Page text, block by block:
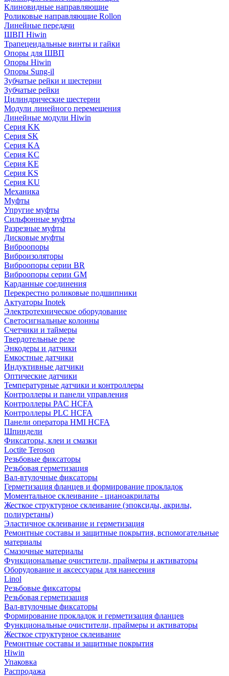
Клиновидные направляющие
Роликовые направляющие Rollon
Линейные передачи
ШВП Hiwin
Трапецеидальные винты и гайки
Опоры для ШВП
Опоры Hiwin
Опоры Sung-il
Зубчатые рейки и шестерни
Зубчатые рейки
Цилиндрические шестерни
Модули линейного перемещения
Линейные модули Hiwin
Серия KK
Серия SK
Серия KA
Серия KC
Серия KE
Серия KS
Серия KU
Механика
Муфты
Упругие муфты
Сильфонные муфты
Разрезные муфты
Дисковые муфты
Виброопоры
Виброизоляторы
Виброопоры серии BR
Виброопоры серии GM
Карданные соединения
Перекрестно роликовые подшипники
Актуаторы Inotek
Электротехническое оборудование
Светосигнальные колонны
Счетчики и таймеры
Твердотельные реле
Энкодеры и датчики
Емкостные датчики
Индуктивные датчики
Оптические датчики
Температурные датчики и контроллеры
Контроллеры и панели управления
Контроллеры PAC HCFA
Контроллеры PLC HCFA
Панели оператора HMI HCFA
Шпиндели
Фиксаторы, клеи и смазки
Loctite Teroson
Резьбовые фиксаторы
Резьбовая герметизация
Вал-втулочные фиксаторы
Герметизация фланцев и формирование прокладок
Моментальное склеивание - цианоакрилаты
Жесткое структурное склеивание (эпоксиды, акрилы,
полиуретаны)
Эластичное склеивание и герметизация
Ремонтные составы и защитные покрытия, вспомогательные
материалы
Смазочные материалы
Функциональные очистители, праймеры и активаторы
Оборудование и аксессуары для нанесения
Linol
Резьбовые фиксаторы
Резьбовая герметизация
Вал-втулочные фиксаторы
Формирование прокладок и герметизация фланцев
Функциональные очистители, праймеры и активаторы
Жесткое структурное склеивание
Ремонтные составы и защитные покрытия
Hiwin
Упаковка
Распродажа